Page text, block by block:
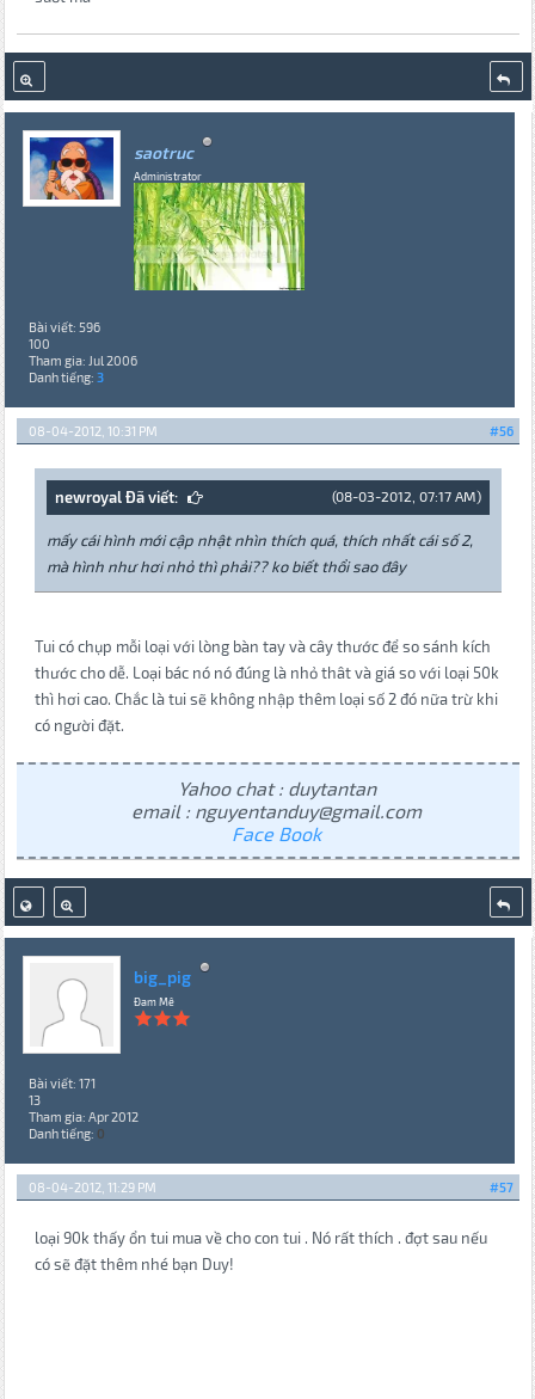
saotruc
Administrator
Bài viết: 596
100
Tham gia: Jul 2006
Danh tiếng: 3
#56
08-04-2012, 10:31 PM
(08-03-2012, 07:17 AM)
newroyal Đã viết:
mấy cái hình mới cập nhật nhìn thích quá, thích nhất cái số 2,
mà hình như hơi nhỏ thì phải?? ko biết thổi sao đây
Tui có chụp mỗi loại với lòng bàn tay và cây thước để so sánh kích
thước cho dễ. Loại bác nó nó đúng là nhỏ thât và giá so với loại 50k
thì hơi cao. Chắc là tui sẽ không nhập thêm loại số 2 đó nữa trừ khi
có người đặt.
Yahoo chat : duytantan
email : nguyentanduy@gmail.com
Face Book
big_pig
Đam Mê
Bài viết: 171
13
Tham gia: Apr 2012
Danh tiếng: 0
#57
08-04-2012, 11:29 PM
loại 90k thấy ổn tui mua về cho con tui . Nó rất thích . đợt sau nếu
có sẽ đặt thêm nhé bạn Duy!